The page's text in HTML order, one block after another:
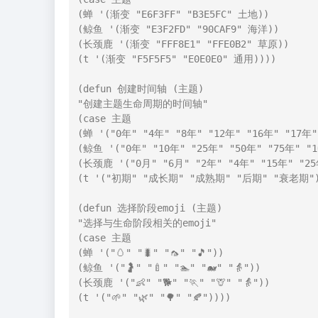
(蝉 '(渐变 "E6F3FF" "B3E5FC" 土地))
(鲸鱼 '(渐变 "E3F2FD" "90CAF9" 海洋))
(长颈鹿 '(渐变 "FFF8E1" "FFE0B2" 草原))
(t '(渐变 "F5F5F5" "E0E0E0" 通用))))
(defun 创建时间轴 (主题)
"创建主题生命周期的时间轴"
(case 主题
(蝉 '("0年" "4年" "8年" "12年" "16年" "17年
(鲸鱼 '("0年" "10年" "25年" "50年" "75年"
(长颈鹿 '("0月" "6月" "2年" "4年" "15年"
(t '("初期" "成长期" "成熟期" "后期" "衰老期
(defun 选择阶段emoji (主题)
"选择与生命阶段相关的emoji"
(case 主题
(蝉 '("🥚" "🐛" "🦟" "🎵"))
(鲸鱼 '("🤰" "🍼" "🏊" "🐋" "👵"))
(长颈鹿 '("👶" "🐕" "🏃" "🦒" "👵"))
(t '("🌱" "🌿" "🌳" "🍂"))))